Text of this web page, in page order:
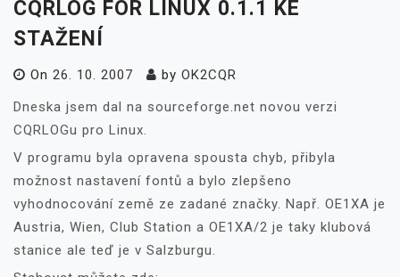
CQRLOG FOR LINUX 0.1.1 KE
STAŽENÍ
On 26. 10. 2007 by OK2CQR
Dneska jsem dal na sourceforge.net novou verzi
CQRLOGu pro Linux.
V programu byla opravena spousta chyb, přibyla
možnost nastavení fontů a bylo zlepšeno
vyhodnocování země ze zadané značky. Např. OE1XA je
Austria, Wien, Club Station a OE1XA/2 je taky klubová
stanice ale teď je v Salzburgu.